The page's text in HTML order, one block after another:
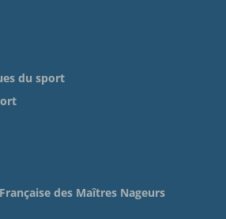
du sport
des Maîtres Nageurs